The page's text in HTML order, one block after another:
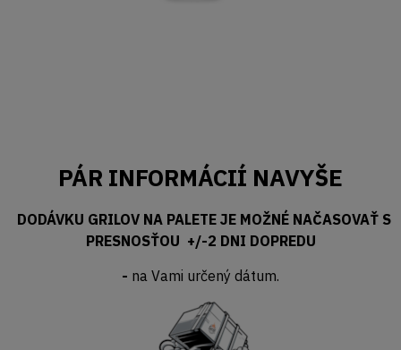
PÁR INFORMÁCIÍ NAVYŠE
DODÁVKU GRILOV NA PALETE JE MOŽNÉ NAČASOVAŤ S
PRESNOSŤOU +/-2 DNI DOPREDU
- na Vami určený dátum.